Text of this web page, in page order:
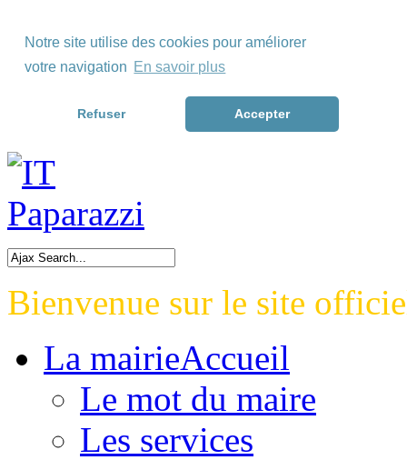
Notre site utilise des cookies pour améliorer
votre navigation En savoir plus
Refuser Accepter
Skip to Menu
Skip to Content
Skip to Footer>
Bienvenue sur le site
La mairieAccueil
Le mot du maire
Les services